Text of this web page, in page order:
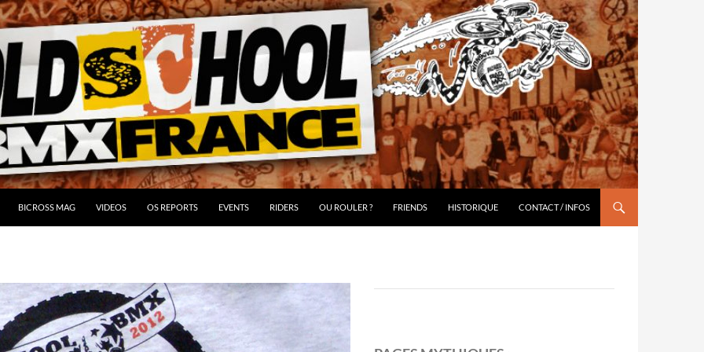
BICROSS MAG VIDEOS OS REPORTS EVENTS RIDERS OU ROULER ? FRIENDS HISTORIQUE CONTACT / INFOS